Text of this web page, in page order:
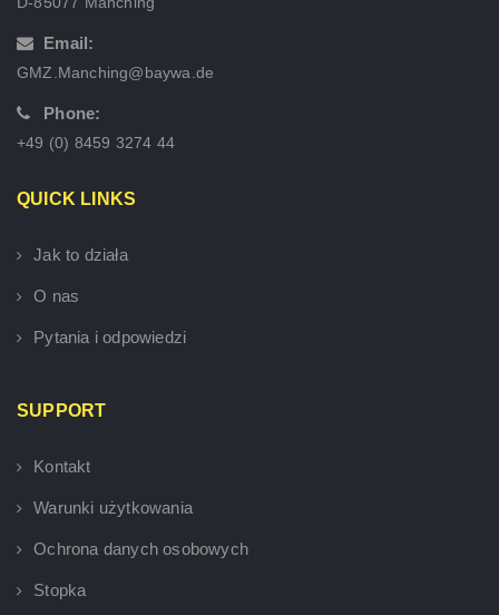
Email:
GMZ.Manching@baywa.de
Phone:
+49 (0) 8459 3274 44
QUICK LINKS
Jak to działa
O nas
Pytania i odpowiedzi
SUPPORT
Kontakt
Warunki użytkowania
Ochrona danych osobowych
Stopka